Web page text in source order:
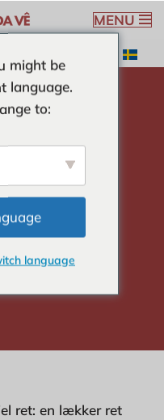
MENU
5 min read
ret: en lækker ret
might be
language.
to:
language